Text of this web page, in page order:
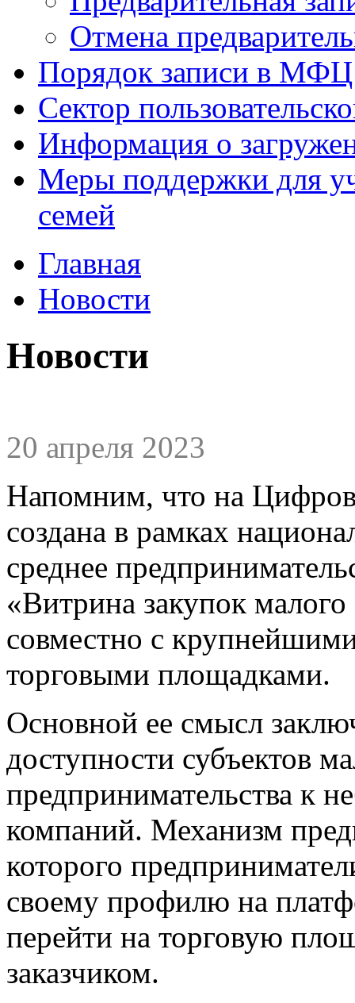
Отмена
Порядок записи в МФЦ
Сектор
Информация о
Меры поддержки для
семей
Главная
Новости
Новости
20 апреля 2023
Напомним, что на
создана в рамках
среднее
«Витрина закупок
совместно с
торговыми площадками.
Основной ее смысл
доступности субъектов
предпринимательства к
компаний. Механизм
которого
своему профилю на
перейти на торговую
заказчиком.